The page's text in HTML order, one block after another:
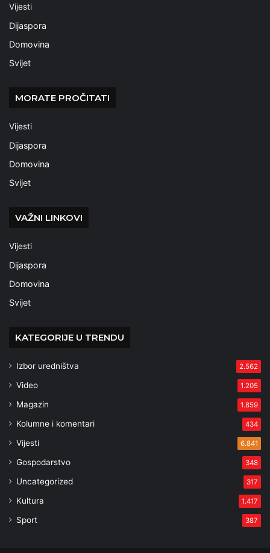
Vijesti
Dijaspora
Domovina
Svijet
MORATE PROČITATI
Vijesti
Dijaspora
Domovina
Svijet
VAŽNI LINKOVI
Vijesti
Dijaspora
Domovina
Svijet
KATEGORIJE U TRENDU
Izbor uredništva 2.562
Video 1.205
Magazin 1.859
Kolumne i komentari 434
Vijesti 6.841
Gospodarstvo 348
Uncategorized 317
Kultura 1.417
Sport 387